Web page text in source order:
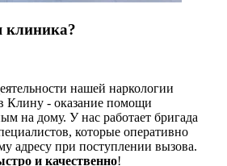
нашей наркологии
Клину - оказание помощи
на дому. У нас работает бригада
которые оперативно
адресу при поступлении вызова.
и качественно!